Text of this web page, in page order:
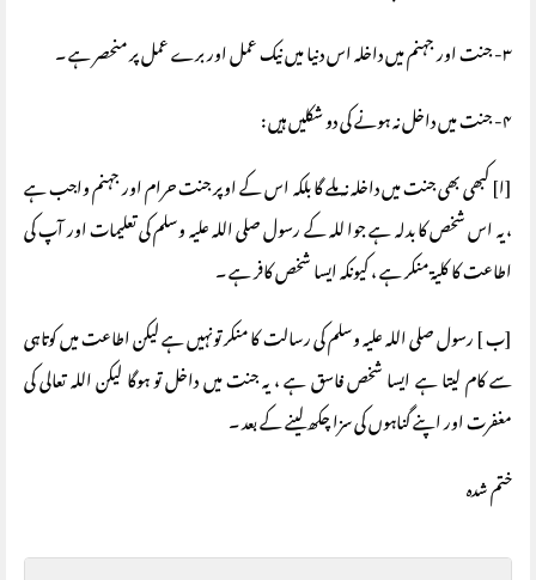
۳- جنت اور جہنم میں داخلہ اس دنیا میں نیک عمل اور برے عمل پر منحصر ہے ۔
۴- جنت میں داخل نہ ہونے کی دو شکلیں ہیں :
[ا] کبھی بھی جنت میں داخلہ نہ ملے گا بلکہ اس کے اوپر جنت حرام اور جہنم واجب ہے
، یہ اس شخص کا بدلہ ہے جوا للہ کے رسول صلی اللہ علیہ وسلم کی تعلیمات اور آپ کی
اطاعت کا کلیۃ منکر ہے ، کیونکہ ایسا شخص کافر ہے ۔
[ب ] رسول صلی اللہ علیہ وسلم کی رسالت کا منکر تونہیں ہے لیکن اطاعت میں کوتاہی
سے کام لیتا ہے ایسا شخص فاسق ہے ، یہ جنت میں داخل تو ہوگا لیکن اللہ تعالی کی
مغفرت اور اپنے گناہوں کی سزا چکھ لینے کے بعد ۔
ختم شدہ